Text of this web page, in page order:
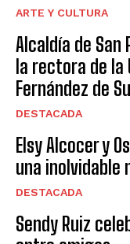
ARTE Y CULTURA
Alcaldía de San
la rectora de la
Fernández de
DESTACADA
Elsy Alcocer y
una inolvidable
DESTACADA
Sendy Ruiz